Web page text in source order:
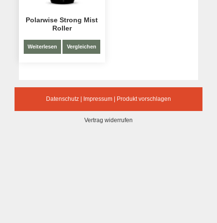
Polarwise Strong Mist
Roller
Weiterlesen Vergleichen
Datenschutz Impressum Produkt vorschlagen
Vertrag widerrufen